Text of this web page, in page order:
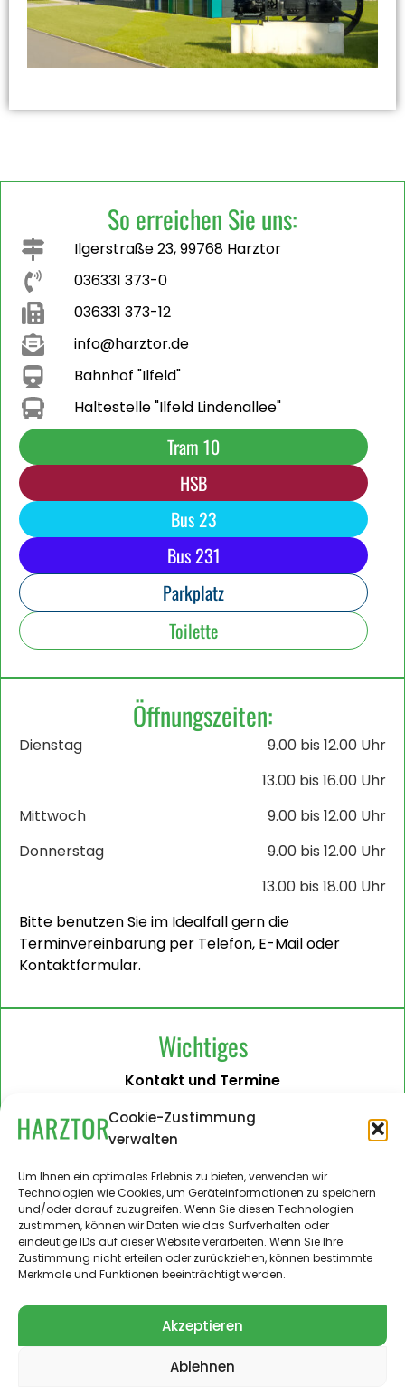
Cookie-Zustimmung
verwalten
Um Ihnen ein optimales Erlebnis zu bieten, verwenden wir
Technologien wie Cookies, um Geräteinformationen zu speichern
und/oder darauf zuzugreifen. Wenn Sie diesen Technologien
zustimmen, können wir Daten wie das Surfverhalten oder
eindeutige IDs auf dieser Website verarbeiten. Wenn Sie Ihre
Zustimmung nicht erteilen oder zurückziehen, können bestimmte
Merkmale und Funktionen beeinträchtigt werden.
Akzeptieren
Ablehnen
So erreichen Sie uns:
Ilgerstraße 23, 99768 Harztor
036331 373-0
036331 373-12
info@harztor.de
Bahnhof "Ilfeld"
Haltestelle "Ilfeld Lindenallee"
Tram 10
HSB
Bus 23
Bus 231
Parkplatz
Toilette
Öffnungszeiten:
Dienstag
9.00 bis 12.00 Uhr
13.00 bis 16.00 Uhr
Mittwoch
9.00 bis 12.00 Uhr
Donnerstag
9.00 bis 12.00 Uhr
13.00 bis 18.00 Uhr
Bitte benutzen Sie im Idealfall gern die
Terminvereinbarung per Telefon, E-Mail oder
Kontaktformular.
Wichtiges
Kontakt und Termine
Barrierefreiheit
Impressum
Datenschutzerklärung
Administration
Harztor.de als Web-App
auf
iPhone und Android
© 2024 – 2026 Landgemeinde Harztor. Alle Rechte